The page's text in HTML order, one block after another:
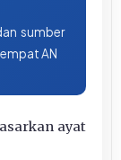
sumber
AN
ayat